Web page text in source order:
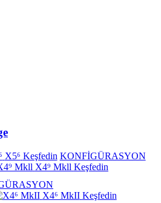
X5⁶ Keşfedin KONFİGÜRASYON
X4⁹ Mkll Keşfedin
X4⁶ MkII Keşfedin